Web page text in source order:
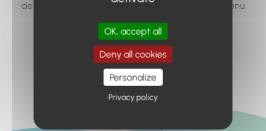
de page, ou à utiliser le menu pour trouver le contenu
Retour à l'accueil
OK, accept all
Deny all cookies
Personalize
Privacy policy